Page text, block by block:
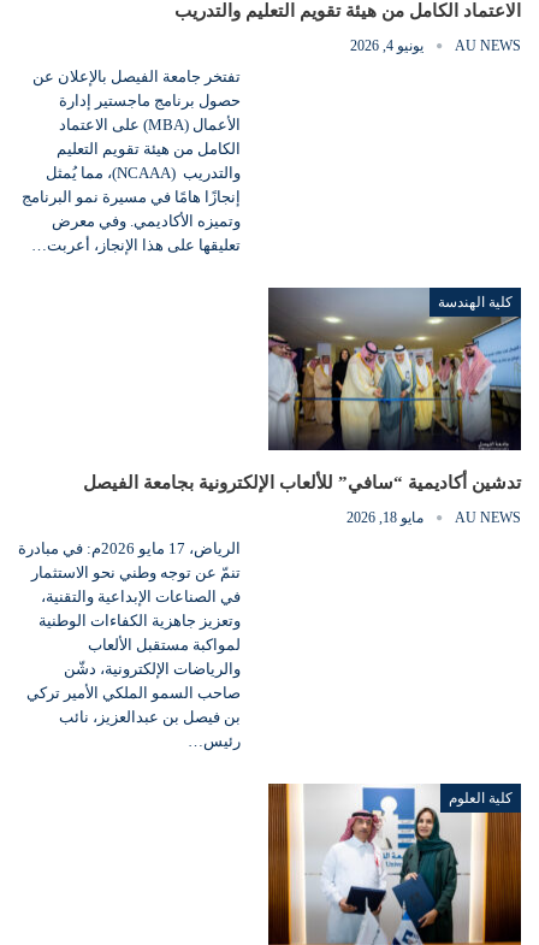
الاعتماد الكامل من هيئة تقويم التعليم والتدريب
AU NEWS يونيو 4, 2026
تفتخر جامعة الفيصل بالإعلان عن
حصول برنامج ماجستير إدارة
الأعمال (MBA) على الاعتماد
الكامل من هيئة تقويم التعليم
والتدريب (NCAAA)، مما يُمثل
إنجازًا هامًا في مسيرة نمو البرنامج
وتميزه الأكاديمي. وفي معرض
تعليقها على هذا الإنجاز، أعربت…
كلية الهندسة
تدشين أكاديمية “سافي” للألعاب الإلكترونية بجامعة الفيصل
AU NEWS مايو 18, 2026
الرياض، 17 مايو 2026م: في مبادرة
تنمّ عن توجه وطني نحو الاستثمار
في الصناعات الإبداعية والتقنية،
وتعزيز جاهزية الكفاءات الوطنية
لمواكبة مستقبل الألعاب
والرياضات الإلكترونية، دشّن
صاحب السمو الملكي الأمير تركي
بن فيصل بن عبدالعزيز، نائب
رئيس…
كلية العلوم